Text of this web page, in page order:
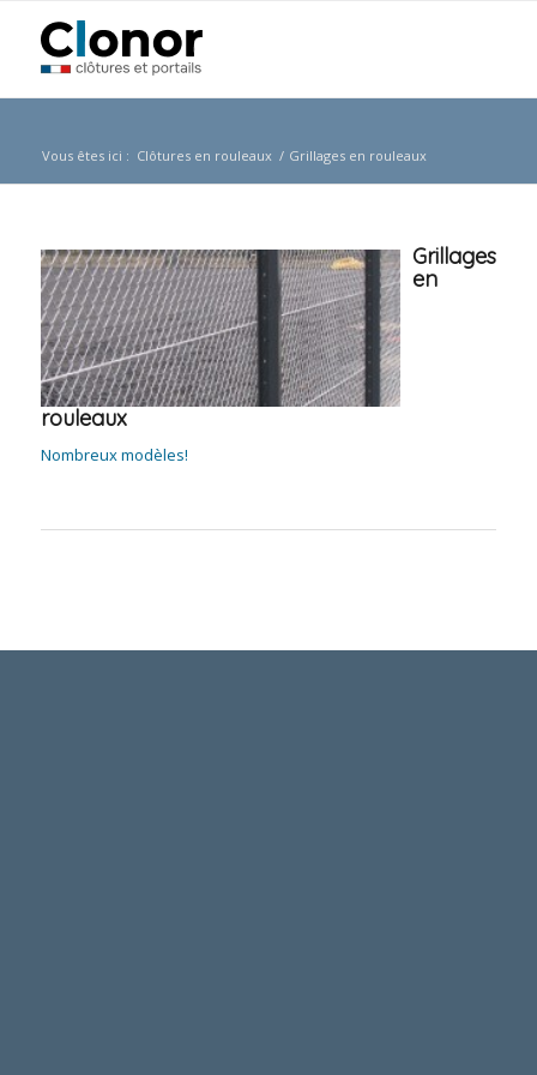
Vous êtes ici : Clôtures en rouleaux / Grillages en rouleaux
Grillages
en
rouleaux
Nombreux modèles!